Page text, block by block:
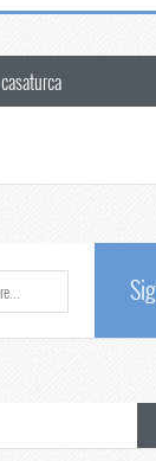
casaturca